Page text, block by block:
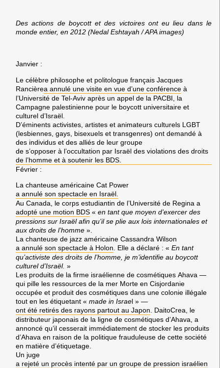
Des actions de boycott et des victoires ont eu lieu dans le
monde entier, en 2012 (Nedal Eshtayah / APA images)
Janvier :
Le célèbre philosophe et politologue français Jacques
Rancièrea annulé une visite en vue d’une conférence à
l’Université de Tel-Aviv après un appel de la PACBI, la
Campagne palestinienne pour le boycott universitaire et
culturel d’Israël.
D’éminents activistes, artistes et animateurs culturels LGBT
(lesbiennes, gays, bisexuels et transgenres) ont demandé à
des individus et des alliés de leur groupe
de s’opposer à l’occultation par Israël des violations des droits
de l’homme et à soutenir les BDS
Février :
La chanteuse américaine Cat Power
a annulé son spectacle en Israël
Au Canada , le corps estudiantin de l’Université de Regina a
adopté une motion BDS « en tant que moyen d’exercer des
pressions sur Israël afin qu’il se plie aux lois internationales et
aux droits de l’homme ».
La chanteuse de jazz américaine Cassandra Wilson
a annulé son spectacle à Holon . Elle a déclaré : « En tant
qu’activiste des droits de l’homme, je m’identifie au boycott
culturel d’Israël. »
Les produits de la firme israélienne de cosmétiques Ahava —
qui pille les ressources de la mer Morte en Cisjordanie
occupée et produit des cosmétiques dans une colonie illégale
tout en les étiquetant « made in Israel » —
ont été retirés des rayons partout au Japon DaitoCrea , le
distributeur japonais de la ligne de cosmétiques d’Ahava , a
annoncé qu’il cesserait immédiatement de stocker les produits
d’Ahava en raison de la politique frauduleuse de cette société
en matière d’étiquetage.
Un juge
a rejeté un procès intenté par un groupe de pression israélien